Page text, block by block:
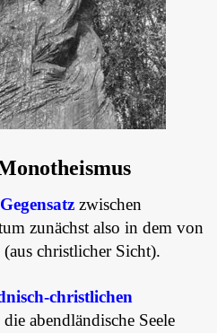
zwischen
zunächst also in dem von
christlicher Sicht).
christlichen
abendländische Seele